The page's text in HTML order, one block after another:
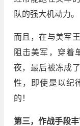
队的强大机动力。
而且，在与美军
阻击美军，穿着
夜，最后被冻成
性，即使是以纪
的！
第三，作战手段丰